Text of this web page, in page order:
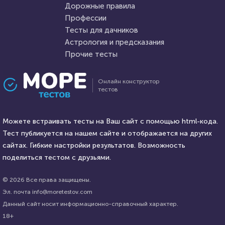
11 февраля 2022 6622
кулинарии: финская и
английская кухни. Что вам о
них известно?
AlexYasnovidov HTML - код
28 марта 2022 4009
28 марта 2022
Проходили 177 раз
Юбилейные ребусы 5 Часть
Онлайн конструктор
тестов
Можете встраивать тесты на Ваш сайт с помощью html-кода.
Тест публикуется на нашем сайте и отображается на других
сайтах. Гибкие настройки результатов. Возможность
поделиться тестом с друзьями.
© 2026 Все права защищены.
Эл. почта info@moretestov.com
Данный сайт носит информационно-справочный характер.
18+
Дорожные правила
Профессии
Тесты для дачников
Астрология и предсказания
Прочие тесты